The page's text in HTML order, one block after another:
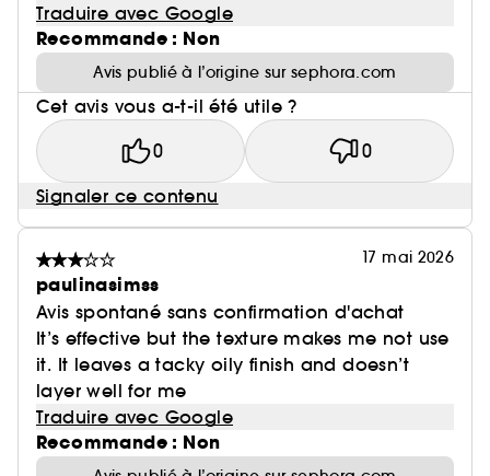
Traduire avec Google
Recommande : Non
Avis publié à l’origine sur sephora.com
Cet avis vous a-t-il été utile ?
0 0
Signaler ce contenu
17 mai 2026
paulinasimss
Avis spontané sans confirmation d'achat
It’s effective but the texture makes me not use
it. It leaves a tacky oily finish and doesn’t
layer well for me
Traduire avec Google
Recommande : Non